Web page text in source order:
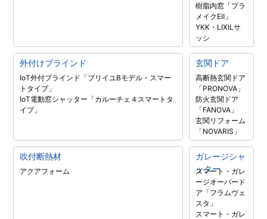
樹脂内窓「プラ
メイクEⅡ」
YKK・LIXILサ
ッシ
外付けブラインド
IoT外付ブラインド「ブリイユBモデル・スマー
トタイプ」
IoT電動窓シャッター「カルーチェ４スマートタ
イプ」
玄関ドア
高断熱玄関ドア
「PRONOVA」
防火玄関ドア
「FANOVA」
玄関リフォーム
「NOVARIS」
吹付断熱材
アクアフォーム
ガレージシャ
ッター
スマート・ガレ
ージオーバード
ア「フラムヴェ
スタ」
スマート・ガレ